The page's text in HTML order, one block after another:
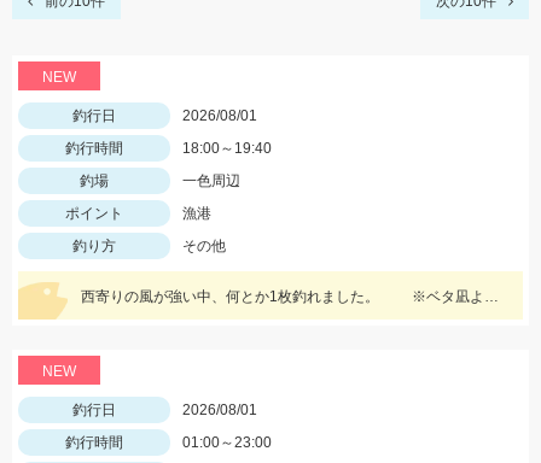
NEW
釣行日
2026/08/01
釣行時間
18:00～19:40
釣場
一色周辺
ポイント
漁港
釣り方
その他
西寄りの風が強い中、何とか1枚釣れました。 ※ベタ凪よりは魚の活性が高い気がします。
NEW
釣行日
2026/08/01
釣行時間
01:00～23:00